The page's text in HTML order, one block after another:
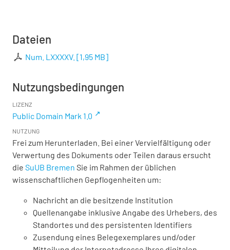
Dateien
Num. LXXXXV. [1,95 MB]
Nutzungsbedingungen
LIZENZ
Public Domain Mark 1.0
NUTZUNG
Frei zum Herunterladen. Bei einer Vervielfältigung oder
Verwertung des Dokuments oder Teilen daraus ersucht
die SuUB Bremen Sie im Rahmen der üblichen
wissenschaftlichen Gepflogenheiten um:
Nachricht an die besitzende Institution
Quellenangabe inklusive Angabe des Urhebers, des
Standortes und des persistenten Identifiers
Zusendung eines Belegexemplares und/oder